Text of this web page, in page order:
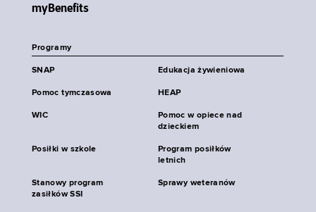
myBenefits
Programy
SNAP Edukacja żywieniowa
Pomoc tymczasowa HEAP
WIC
Pomoc w opiece nad
dzieckiem
Posiłki w szkole
Program posiłków
letnich
Stanowy program
zasiłków SSI
Sprawy weteranów